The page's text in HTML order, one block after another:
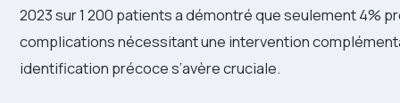
2023 sur 1 200 patients a démontré que seulement 4%
complications nécessitant une intervention
identification précoce s’avère cruciale.